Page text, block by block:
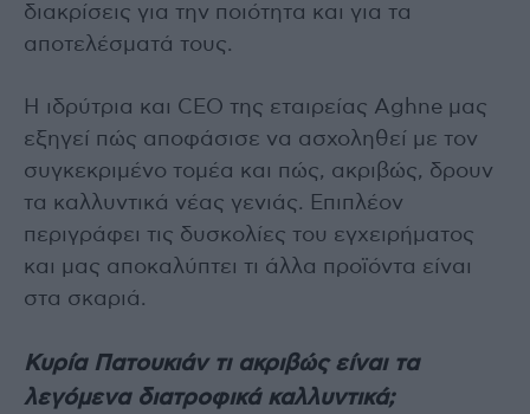
διακρίσεις για την ποιότητα και για τα
αποτελέσματά τους.
Η ιδρύτρια και CEO της εταιρείας Aghne μας
εξηγεί πώς αποφάσισε να ασχοληθεί με τον
συγκεκριμένο τομέα και πώς, ακριβώς, δρουν
τα καλλυντικά νέας γενιάς. Επιπλέον
περιγράφει τις δυσκολίες του εγχειρήματος
και μας αποκαλύπτει τι άλλα προϊόντα είναι
στα σκαριά.
Κυρία Πατουκιάν τι ακριβώς είναι τα
λεγόμενα διατροφικά καλλυντικά;